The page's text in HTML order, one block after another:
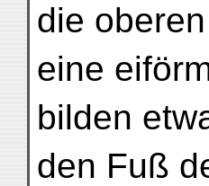
die
eine
bilden
den Fuß